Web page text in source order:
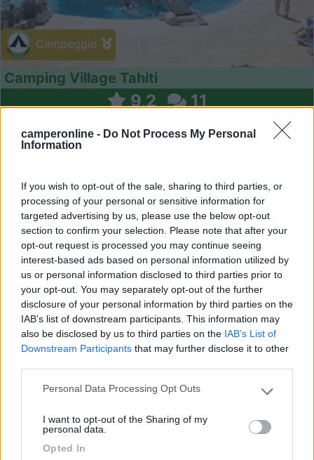
camperonline - Do Not Process My Personal
Information
If you wish to opt-out of the sale, sharing to third parties, or
processing of your personal or sensitive information for
targeted advertising by us, please use the below opt-out
section to confirm your selection. Please note that after your
opt-out request is processed you may continue seeing
interest-based ads based on personal information utilized by
us or personal information disclosed to third parties prior to
your opt-out. You may separately opt-out of the further
disclosure of your personal information by third parties on the
IAB’s list of downstream participants. This information may
also be disclosed by us to third parties on the IAB’s List of
Downstream Participants that may further disclose it to other
Please note that this website/app uses one or more Google
not limited to your visit or usage behaviour. You may click to
grant or deny consent to Google and its third-party tags to
use your data for below specified purposes in below Google
Personal Data Processing Opt Outs
I want to opt-out of the Sharing of my
personal data.
Opted In
Campeggio
Camping Village Tahiti
9,2 11
A 1,5 km dal centro, il complesso vacanze immerso nel
ver...
Comacchio (FE) - 48.6km
Viale Libia 133 - Lido delle Nazioni